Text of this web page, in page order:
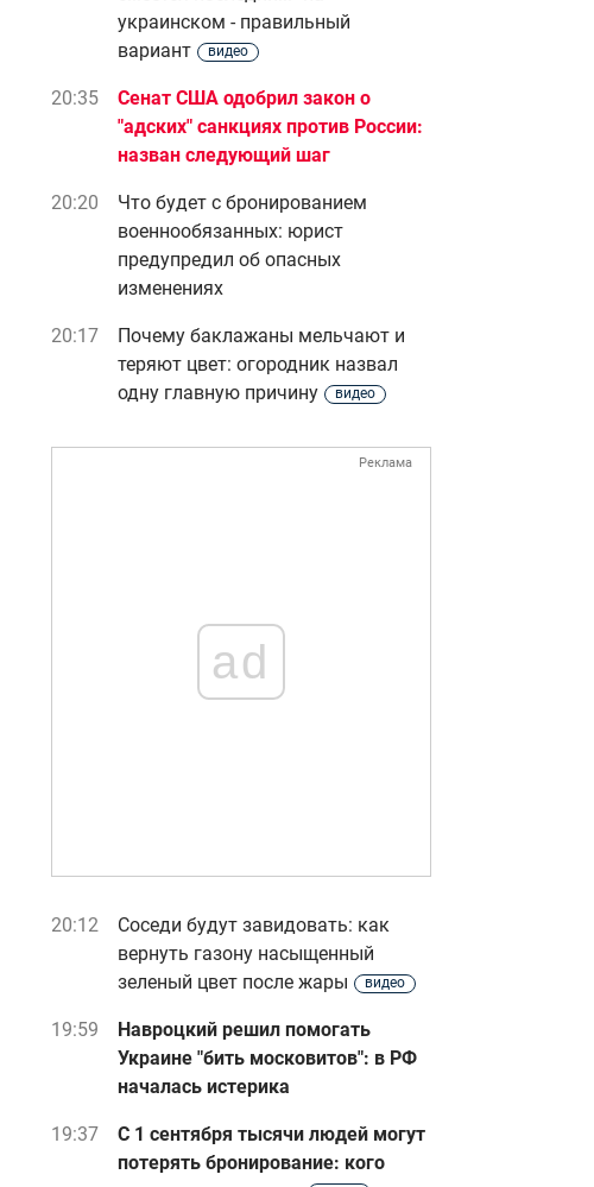
украинском - правильный
вариант
видео
20:35
Сенат США одобрил закон о
"адских" санкциях против России:
назван следующий шаг
20:20
Что будет с бронированием
военнообязанных: юрист
предупредил об опасных
изменениях
20:17
Почему баклажаны мельчают и
теряют цвет: огородник назвал
одну главную причину
видео
Реклама
ad
20:12
Соседи будут завидовать: как
вернуть газону насыщенный
зеленый цвет после жары
видео
19:59
Навроцкий решил помогать
Украине "бить московитов": в РФ
началась истерика
19:37
С 1 сентября тысячи людей могут
потерять бронирование: кого